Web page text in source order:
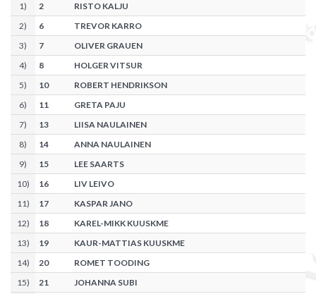
1) 2
RISTO KALJU
2) 6
TREVOR KARRO
3) 7
OLIVER GRAUEN
4) 8
HOLGER VITSUR
5) 10
ROBERT HENDRIKSON
6) 11
GRETA PAJU
7) 13
LIISA NAULAINEN
8) 14
ANNA NAULAINEN
9) 15
LEE SAARTS
10) 16
LIV LEIVO
11) 17
KASPAR JANO
12) 18
KAREL-MIKK KUUSKME
13) 19
KAUR-MATTIAS KUUSKME
14) 20
ROMET TOODING
15) 21
JOHANNA SUBI